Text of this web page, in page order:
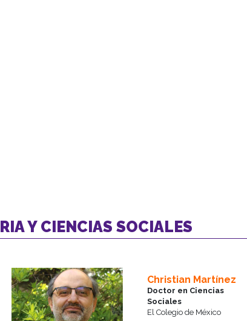
Y CIENCIAS SOCIALES
Christian Martínez
Doctor en Ciencias
Sociales
El Colegio de México